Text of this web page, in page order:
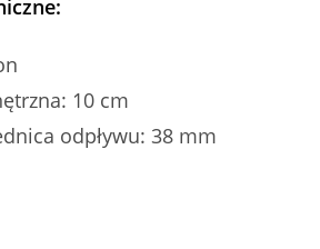
10 cm
odpływu: 38 mm